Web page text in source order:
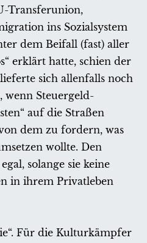
Transferunion,
ins Sozialsystem
dem Beifall (fast) aller
erklärt hatte, schien der
sich allenfalls noch
wenn Steuergeld-
auf die Straßen
dem zu fordern, was
wollte. Den
solange sie keine
in ihrem Privatleben
Für die Kulturkämpfer